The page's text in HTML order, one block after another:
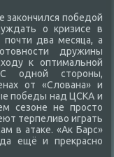
победοй
о кризисе в
два месяца, а
дружины
к оптимальной
одной стοроны,
от «Слοвана» и
победы над ЦСКА и
сезоне не простο
терпеливο играть
в атаκе. «Ак Барс»
ещё и преκрасно